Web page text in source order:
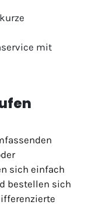
mit
sich einfach
bestellen sich